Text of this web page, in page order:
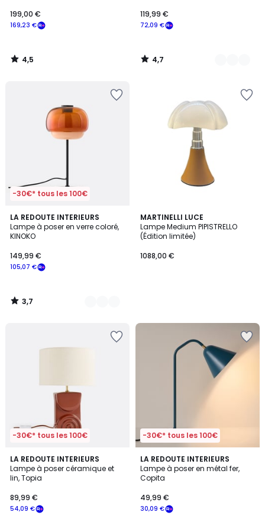
169,23 €
199,00 €
4,5
/
72,09 €
119,99 €
4,7
/
-30€* tous les 100€
LA REDOUTE INTERIEURS
Lampe à poser en verre coloré,
KINOKO
105,07 €
149,99 €
3,7
/ 5
6
Couleurs
3,7
/
MARTINELLI LUCE
Lampe Medium PIPISTRELLO
(Édition limitée)
1088,00 €
-30€* tous les 100€
LA REDOUTE INTERIEURS
Lampe à poser céramique et
lin, Topia
54,09 €
89,99 €
4,6
/ 5
2
Couleurs
-30€* tous les 100€
LA REDOUTE INTERIEURS
Lampe à poser en métal fer,
Copita
30,09 €
49,99 €
4,2
/ 5
5
Couleurs